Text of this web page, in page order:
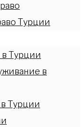
Турции
Турции
в
Турции